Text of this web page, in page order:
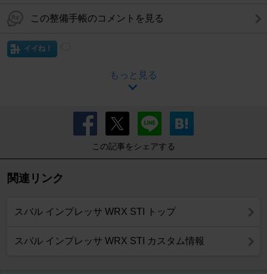
この整備手帳のコメントを見る
イイね！
もっと見る
この記事をシェアする
関連リンク
スバル インプレッサ WRX STI トップ
スバル インプレッサ WRX STI カスタム情報